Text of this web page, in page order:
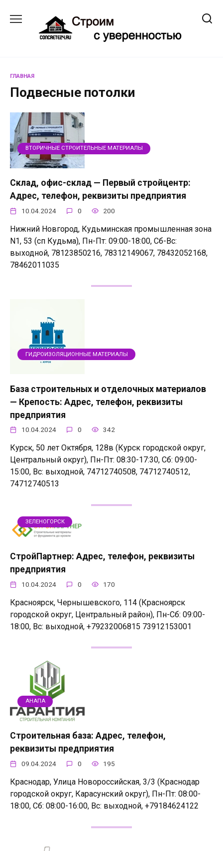
содержанию
ГЛАВНАЯ
Подвесные потолки
ВТОРИЧНЫЕ СТРОИТЕЛЬНЫЕ МАТЕРИАЛЫ
Склад, офис-склад — Первый стройцентр:
Адрес, телефон, реквизиты предприятия
10.04.2024 0 200
Нижний Новгород, Кудьминская промышленная зона
N1, 53 (сп Кудьма), Пн-Пт: 09:00-18:00, Сб-Вс:
выходной, 78123850216, 78312149067, 78432052168,
78462011035
ГИДРОИЗОЛЯЦИОННЫЕ МАТЕРИАЛЫ
База строительных и отделочных материалов
— Крепость: Адрес, телефон, реквизиты
предприятия
10.04.2024 0 342
Курск, 50 лет Октября, 128в (Курск городской округ,
Центральный округ), Пн-Пт: 08:30-17:30, Сб: 09:00-
15:00, Вс: выходной, 74712740508, 74712740512,
74712740513
ЗЕЛЕНОГОРСК
СтройПартнер: Адрес, телефон, реквизиты
предприятия
10.04.2024 0 170
Красноярск, Чернышевского, 114 (Красноярск
городской округ, Центральный район), Пн-Сб: 09:00-
18:00, Вс: выходной, +79232006815 73912153001
АНАПА
Строительная база: Адрес, телефон,
реквизиты предприятия
09.04.2024 0 195
Краснодар, Улица Новороссийская, 3/3 (Краснодар
городской округ, Карасунский округ), Пн-Пт: 08:00-
18:00, Сб: 08:00-16:00, Вс: выходной, +79184624122